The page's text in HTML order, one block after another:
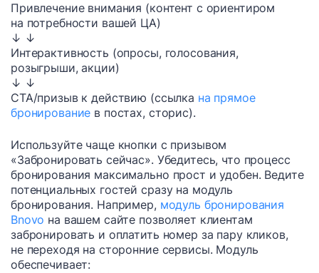
Привлечение внимания (контент с ориентиром
на потребности вашей ЦА)
↓ ↓
Интерактивность (опросы, голосования,
розыгрыши, акции)
↓ ↓
CTA/призыв к действию (ссылка на прямое
бронирование в постах, сторис).
Используйте чаще кнопки с призывом
«Забронировать сейчас». Убедитесь, что процесс
бронирования максимально прост и удобен. Ведите
потенциальных гостей сразу на модуль
бронирования. Например, модуль бронирования
Bnovo на вашем сайте позволяет клиентам
забронировать и оплатить номер за пару кликов,
не переходя на сторонние сервисы. Модуль
обеспечивает: